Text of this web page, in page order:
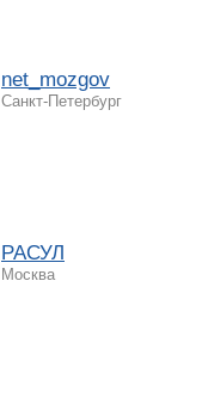
net_mozgov
Санкт-Петербург
РАСУЛ
Москва